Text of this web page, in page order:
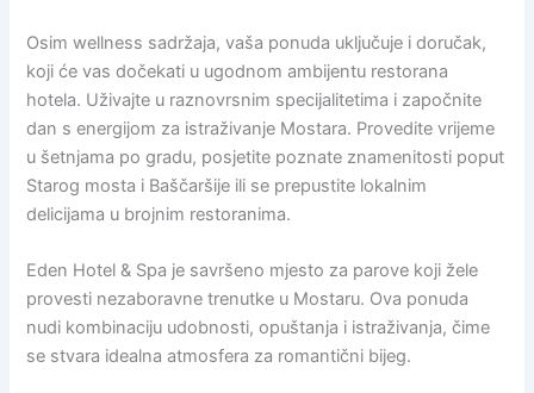
Osim wellness sadržaja, vaša ponuda uključuje i doručak,
koji će vas dočekati u ugodnom ambijentu restorana
hotela. Uživajte u raznovrsnim specijalitetima i započnite
dan s energijom za istraživanje Mostara. Provedite vrijeme
u šetnjama po gradu, posjetite poznate znamenitosti poput
Starog mosta i Baščaršije ili se prepustite lokalnim
delicijama u brojnim restoranima.
Eden Hotel & Spa je savršeno mjesto za parove koji žele
provesti nezaboravne trenutke u Mostaru. Ova ponuda
nudi kombinaciju udobnosti, opuštanja i istraživanja, čime
se stvara idealna atmosfera za romantični bijeg.